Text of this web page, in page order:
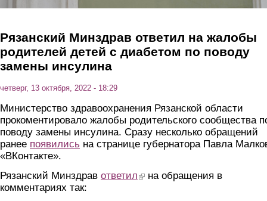
Рязанский Минздрав ответил на жалобы
родителей детей с диабетом по поводу
замены инсулина
четверг, 13 октября, 2022 - 18:29
Министерство здравоохранения Рязанской области
прокоментировало жалобы родительского сообщества
поводу замены инсулина. Сразу несколько обращений
ранее появились на странице губернатора Павла
«ВКонтакте».
Рязанский Минздрав ответил (link is external)
на обращения в
комментариях так: